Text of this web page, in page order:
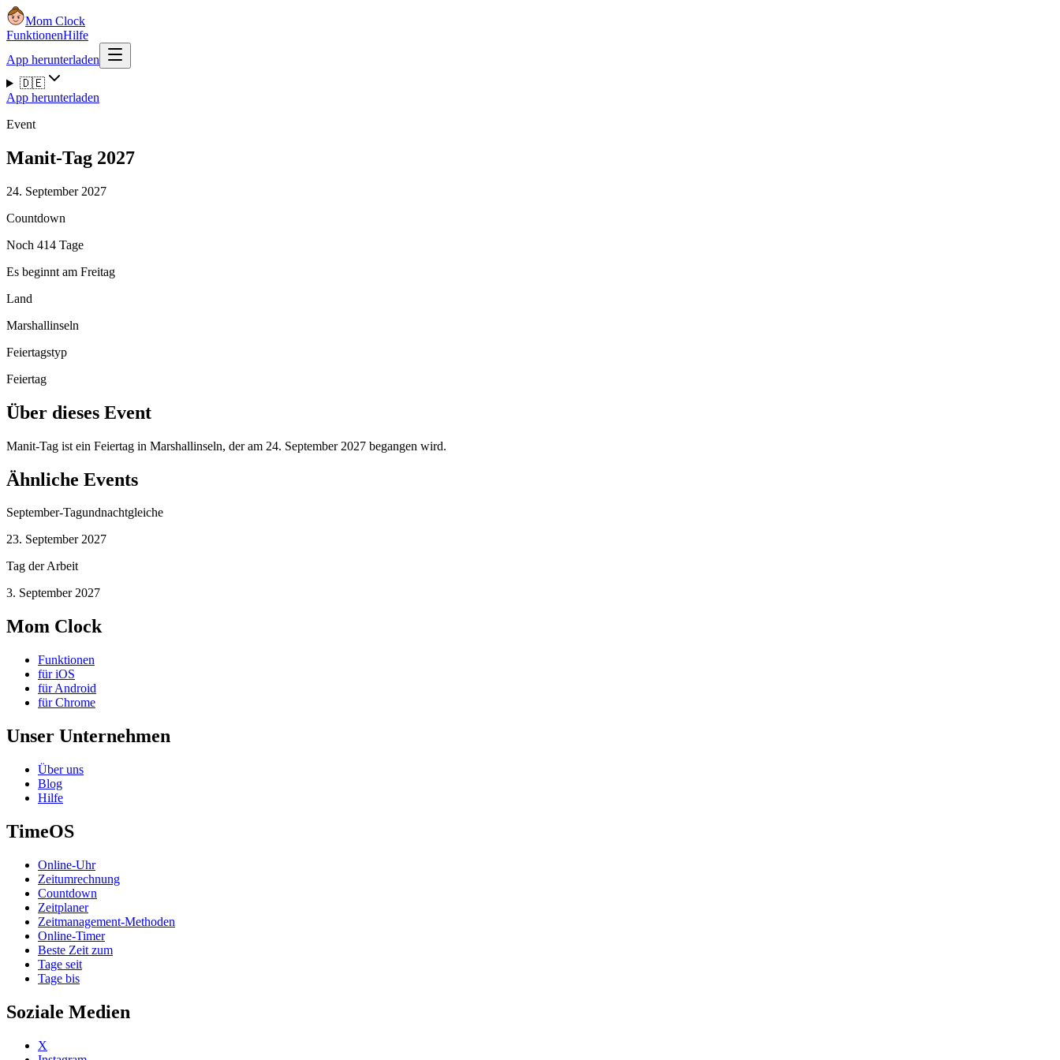
Mom Clock
FunktionenHilfe
App herunterladen
🇩🇪
App herunterladen
Event
Manit-Tag 2027
24. September 2027
Countdown
Noch 414 Tage
Es beginnt am Freitag
Land
Marshallinseln
Feiertagstyp
Feiertag
Über dieses Event
Manit-Tag ist ein Feiertag in Marshallinseln, der am 24. September 2027 begangen wird.
Ähnliche Events
September-Tagundnachtgleiche
23. September 2027
Tag der Arbeit
3. September 2027
Mom Clock
Funktionen
für iOS
für Android
für Chrome
Unser Unternehmen
Über uns
Blog
Hilfe
TimeOS
Online-Uhr
Zeitumrechnung
Countdown
Zeitplaner
Zeitmanagement-Methoden
Online-Timer
Beste Zeit zum
Tage seit
Tage bis
Soziale Medien
X